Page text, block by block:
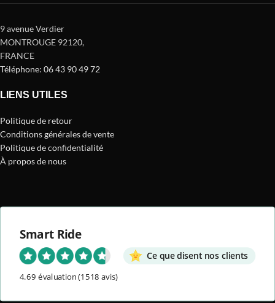
9 avenue Verdier
MONTROUGE 92120,
FRANCE
Téléphone: 06 43 90 49 72
LIENS UTILES
Politique de retour
Conditions générales de vente
Politique de confidentialité
À propos de nous
Smart Ride
Ce que disent nos clients
4.69 évaluation(1518 avis)